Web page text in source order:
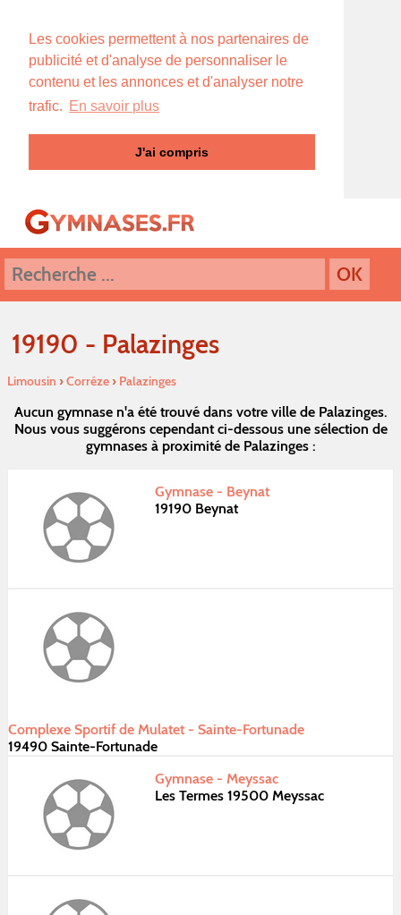
Les cookies permettent à nos partenaires de
publicité et d'analyse de personnaliser le
contenu et les annonces et d'analyser notre
trafic. En savoir plus
J'ai compris
19190 - Palazinges
Limousin ›Corréze› Palazinges
Aucun gymnase n'a été trouvé dans votre ville de Palazinges.
Nous vous suggérons cependant ci-dessous une sélection de
gymnases à proximité de Palazinges :
Gymnase - Beynat
19190 Beynat
Complexe Sportif de Mulatet - Sainte-Fortunade
19490 Sainte-Fortunade
Gymnase - Meyssac
Les Termes 19500 Meyssac